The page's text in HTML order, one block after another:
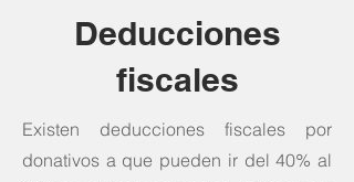
Deducciones
fiscales
Existen deducciones fiscales por
donativos a que pueden ir del 40% al